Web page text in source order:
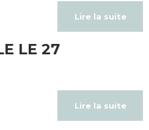
Lire la suite
LE 27
Lire la suite